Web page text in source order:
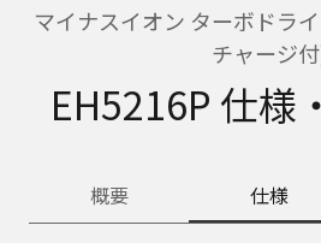
マイナスイオン ターボドラ
チャージ
EH5216P 仕様
概要 仕様